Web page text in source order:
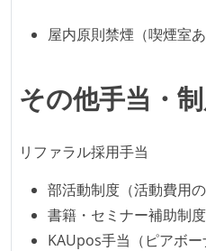
ほとんどのプロダクトコ
ほとんどの機能に受け入
る
機能の実装と同時にテス
る
アジャイル実践状況
屋内原則禁煙（喫煙室あ
その他手当・
リファラル採用手当
部活動制度（活動費用の
書籍・セミナー補助制度
KAUpos手当（ピアボー